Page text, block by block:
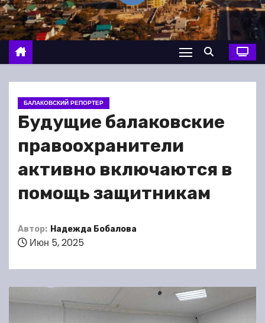
о
м
у
БАЛАКОВСКИЙ РЕПОРТЕР
Будущие балаковские
правоохранители
активно включаются в
помощь защитникам
Автор: Надежда Бобалова
Июн 5, 2025